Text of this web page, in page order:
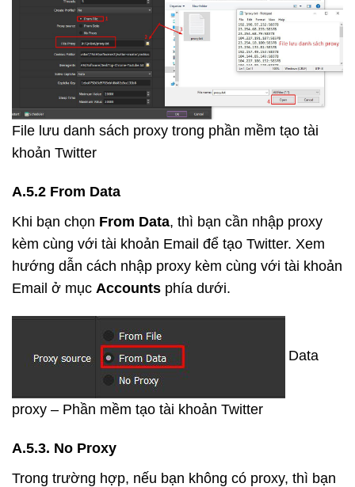
File lưu danh sách proxy trong phần mềm tạo tài
khoản Twitter
A.5.2 From Data
Khi bạn chọn From Data, thì bạn cần nhập proxy
kèm cùng với tài khoản Email để tạo Twitter. Xem
hướng dẫn cách nhập proxy kèm cùng với tài khoản
Email ở mục Accounts phía dưới.
Data
proxy – Phần mềm tạo tài khoản Twitter
A.5.3. No Proxy
Trong trường hợp, nếu bạn không có proxy, thì bạn